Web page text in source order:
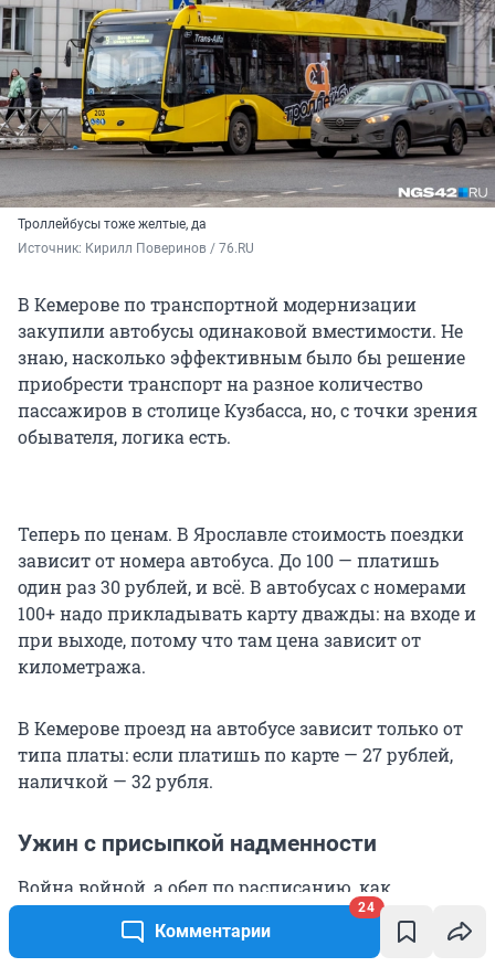
Комментарии
24
Троллейбусы тоже желтые, да
Источник: Кирилл Поверинов / 76.RU
В Кемерове по транспортной модернизации
закупили автобусы одинаковой вместимости. Не
знаю, насколько эффективным было бы решение
приобрести транспорт на разное количество
пассажиров в столице Кузбасса, но, с точки зрения
обывателя, логика есть.
Теперь по ценам. В Ярославле стоимость поездки
зависит от номера автобуса. До 100 — платишь
один раз 30 рублей, и всё. В автобусах с номерами
100+ надо прикладывать карту дважды: на входе и
при выходе, потому что там цена зависит от
километража.
В Кемерове проезд на автобусе зависит только от
типа платы: если платишь по карте — 27 рублей,
наличкой — 32 рубля.
Ужин с присыпкой надменности
Война войной, а обед по расписанию, как
говорится. Я была уверена, что город встретит
меня разнообразием кухонь с вкуснейшими